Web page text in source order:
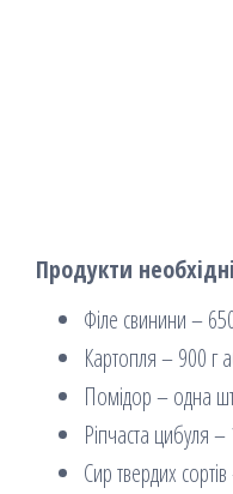
Продукти
Філе свинини –
Картопля – 900 г
Помідор – одна
Ріпчаста цибуля
Сир твердих